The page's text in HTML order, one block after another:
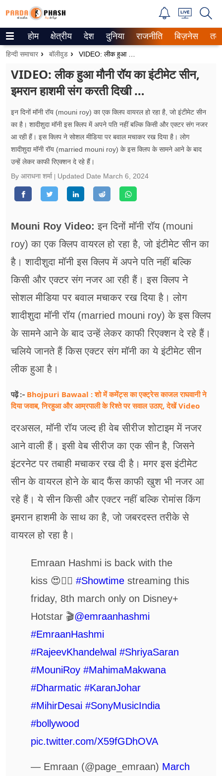
Trending on Google News
वेब स्टोरीज
उत्तर प्रदेश
गैलरी
वीडियो
रिलेशनशिप
जीवन मंत्रा
फूड
सेहत
ब्‍यूटी
जॉब्स
शिक्षा
होम क्षेत्रीय देश दुनिया राजनीति बिज़नेस
हिन्दी समाचार बॉलीवुड
VIDEO: लीक हुआ मौनी रॉय का इंटीमेट सीन,
इमरान हाशमी संग करती दिखी …
इन दिनों मॉनी रॉय (mouni roy) का एक क्लिप वायरल हो रहा है, जो इंटीमेट सीन
का है। शादीशुदा मॉनी इस क्लिप में अपने पति नहीं बल्कि किसी और एक्टर संग नजर
आ रही हैं। इस क्लिप ने सोशल मीडिया पर बवाल मचाकर रख दिया है। लोग
शादीशुदा मॉनी रॉय (married mouni roy) के इस क्लिप के सामने आने के बाद
उन्हें लेकर काफी रिएक्शन दे रहे हैं।
By आराधना शर्मा
Updated Date March 6, 2024
Mouni Roy Video:इन दिनों मॉनी रॉय (mouni
roy) का एक क्लिप वायरल हो रहा है, जो इंटीमेट सीन का
है। शादीशुदा मॉनी इस क्लिप में अपने पति नहीं बल्कि
किसी और एक्टर संग नजर आ रही हैं। इस क्लिप ने
सोशल मीडिया पर बवाल मचाकर रख दिया है। लोग
शादीशुदा मॉनी रॉय (married mouni roy) के इस क्लिप
के सामने आने के बाद उन्हें लेकर काफी रिएक्शन दे रहे हैं।
चलिये जानते हैं किस एक्टर संग मॉनी का ये इंटीमेट सीन
लीक हुआ है।
पढ़ें :- Bhojpuri Bawaal : शो में कमेंट्स का एक्ट्रेस काजल राघवानी ने
दिया जवाब, निरहुआ और आम्रपाली के रिश्ते पर सवाल उठाए, देखें Video
दरअसल, मॉनी रॉय जल्द ही वेब सीरीज शोटाइम में नजर
आने वाली हैं। इसी वेब सीरीज का एक सीन है, जिसने
इंटरनेट पर तबाही मचाकर रख दी है। मगर इस इंटीमेट
सीन के वायरल होने के बाद फैंस काफी खुश भी नजर आ
रहे हैं। ये सीन किसी और एक्टर नहीं बल्कि रोमांस किंग
इमरान हाशमी के साथ का है, जो जबरदस्त तरीके से
वायरल हो रहा है।
Emraan Hashmi is back with the
kiss 😍❤️‍🔥 #Showtime streaming this
friday, 8th march only on Disney+
Hotstar 🎬@emraanhashmi
#EmraanHashmi
#RajeevKhandelwal #ShriyaSaran
#MouniRoy #MahimaMakwana
#Dharmatic #KaranJohar
#MihirDesai #SonyMusicIndia
#bollywood
pic.twitter.com/X59fGDhOVA
— Emraan (@page_emraan) March